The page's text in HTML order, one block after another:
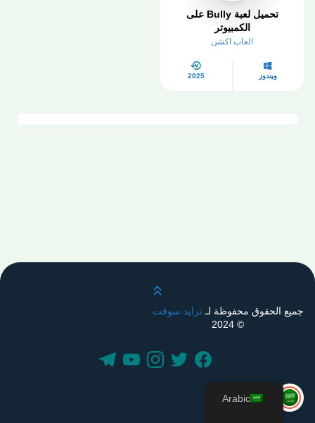
تحميل لعبة Bully على
الكمبيوتر
العاب اكشن
ويندوز 2025
قم بالتمرير لأعلى
جميع الحقوق محفوظة لـترايد سوفت
© 2024
Arabic